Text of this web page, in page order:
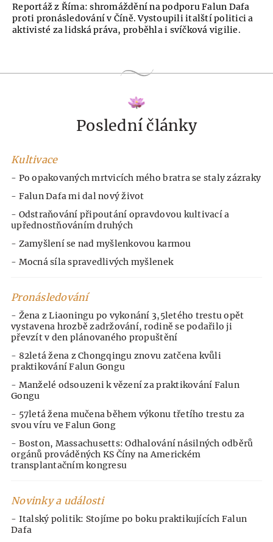
Reportáž z Říma: shromáždění na podporu Falun Dafa
proti pronásledování v Číně. Vystoupili italští politici a
aktivisté za lidská práva, proběhla i svíčková vigilie.
Poslední články
Kultivace
- Po opakovaných mrtvicích mého bratra se staly zázraky
- Falun Dafa mi dal nový život
- Odstraňování připoutání opravdovou kultivací a
upřednostňováním druhých
- Zamyšlení se nad myšlenkovou karmou
- Mocná síla spravedlivých myšlenek
Pronásledování
- Žena z Liaoningu po vykonání 3,5letého trestu opět
vystavena hrozbě zadržování, rodině se podařilo ji
převzít v den plánovaného propuštění
- 82letá žena z Chongqingu znovu zatčena kvůli
praktikování Falun Gongu
- Manželé odsouzeni k vězení za praktikování Falun
Gongu
- 57letá žena mučena během výkonu třetího trestu za
svou víru ve Falun Gong
- Boston, Massachusetts: Odhalování násilných odběrů
orgánů prováděných KS Číny na Americkém
transplantačním kongresu
Novinky a události
- Italský politik: Stojíme po boku praktikujících Falun
Dafa